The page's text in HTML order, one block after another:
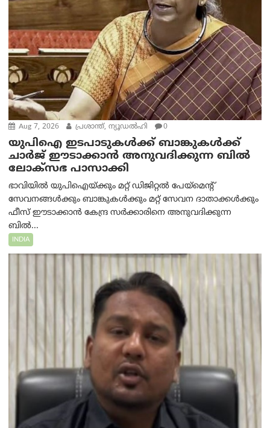
Aug 7, 2026 പ്രശാന്ത്, ന്യൂഡല്‍ഹി 0
യുപിഐ ഇടപാടുകൾക്ക് ബാങ്കുകൾക്ക്
ചാർജ് ഈടാക്കാൻ അനുവദിക്കുന്ന ബിൽ
ലോക്‌സഭ പാസാക്കി
ഭാവിയിൽ യുപിഐയ്ക്കും മറ്റ് ഡിജിറ്റൽ പേയ്‌മെന്റ്
സേവനങ്ങൾക്കും ബാങ്കുകൾക്കും മറ്റ് സേവന ദാതാക്കൾക്കും
ഫീസ് ഈടാക്കാൻ കേന്ദ്ര സർക്കാരിനെ അനുവദിക്കുന്ന
ബിൽ...
INDIA